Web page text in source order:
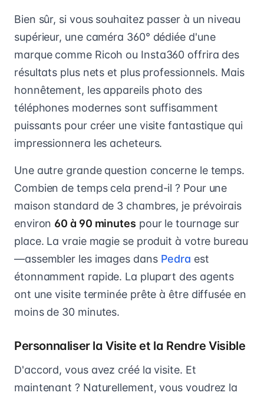
Bien sûr, si vous souhaitez passer à un niveau
supérieur, une caméra 360° dédiée d'une
marque comme Ricoh ou Insta360 offrira des
résultats plus nets et plus professionnels. Mais
honnêtement, les appareils photo des
téléphones modernes sont suffisamment
puissants pour créer une visite fantastique qui
impressionnera les acheteurs.
Une autre grande question concerne le temps.
Combien de temps cela prend-il ? Pour une
maison standard de 3 chambres, je prévoirais
environ 60 à 90 minutes pour le tournage sur
place. La vraie magie se produit à votre bureau
—assembler les images dans Pedra est
étonnamment rapide. La plupart des agents
ont une visite terminée prête à être diffusée en
moins de 30 minutes.
Personnaliser la Visite et la Rendre Visible
D'accord, vous avez créé la visite. Et
maintenant ? Naturellement, vous voudrez la